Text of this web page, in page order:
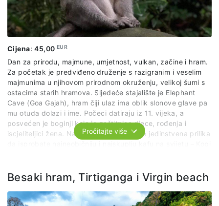
Cijena:45,00 EUR
Dan za prirodu, majmune, umjetnost, vulkan, začine i hram.
Za početak je predviđeno druženje s razigranim i veselim
majmunima u njihovom prirodnom okruženju, velikoj šumi s
ostacima starih hramova. Sljedeće stajalište je Elephant
Cave (Goa Gajah), hram čiji ulaz ima oblik slonove glave pa
mu otuda dolazi i ime. Počeci datiraju iz 11. vijeka, a
posvećen je boginji koja je zaštitnica djece, rođenja i
iscjeliteljici žena. Na ovom izletu javlja se jedinstvena prilika
spomenute kafe. Za kraj, poslije uživanja na pauzi u blizini
najaktivnijeg vulkana Batur i istoimenog jezera koje je
najveće na otoku. Savršen dan na Baliju!
Pročitajte više
Besaki hram, Tirtiganga i Virgin beach